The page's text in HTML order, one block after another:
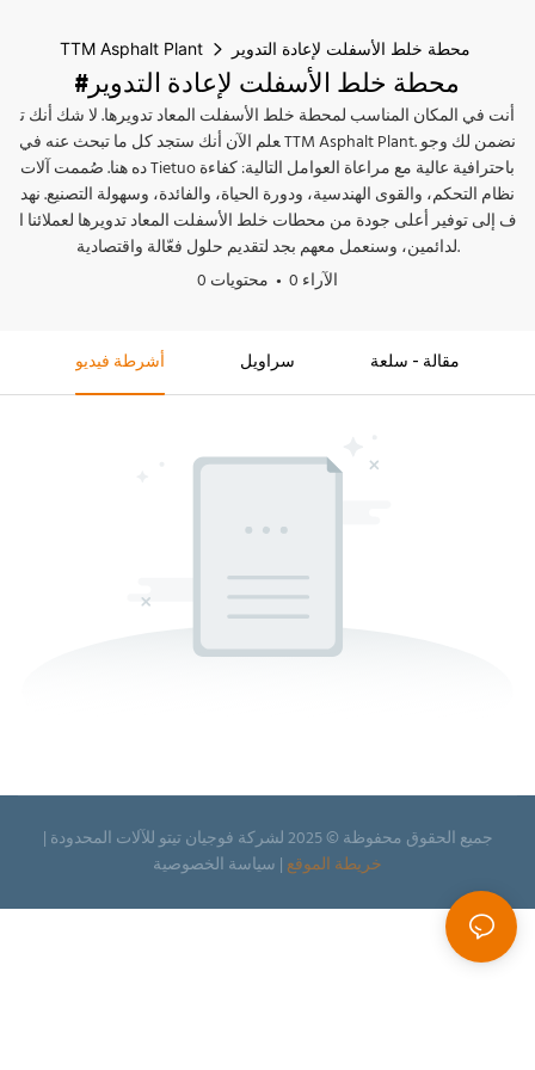
TTM Asphalt Plant محطة خلط الأسفلت لإعادة التدوير
#محطة خلط الأسفلت لإعادة التدوير
أنت في المكان المناسب لمحطة خلط الأسفلت المعاد تدويرها. لا شك أنك ت
علم الآن أنك ستجد كل ما تبحث عنه في TTM Asphalt Plant. نضمن لك وجو
ده هنا. صُممت آلات Tietuo باحترافية عالية مع مراعاة العوامل التالية: كفاءة
نظام التحكم، والقوى الهندسية، ودورة الحياة، والفائدة، وسهولة التصنيع. نهد
ف إلى توفير أعلى جودة من محطات خلط الأسفلت المعاد تدويرها لعملائنا ا
لدائمين، وسنعمل معهم بجد لتقديم حلول فعّالة واقتصادية.
0 محتويات
0 الآراء
أشرطة فيديو سراويل مقالة - سلعة
جميع الحقوق محفوظة © 2025 لشركة فوجيان تيتو للآلات المحدودة |
خريطة الموقع | سياسة الخصوصية